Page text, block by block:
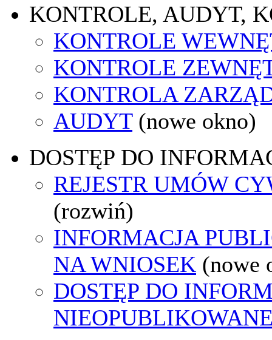
KONTROLE, AUDYT,
KONTROLE
KONTROLE
KONTROLA
AUDYT (nowe okno)
DOSTĘP DO
REJESTR UMÓW
(rozwiń)
INFORMACJA
NA WNIOSEK (nowe
DOSTĘP DO